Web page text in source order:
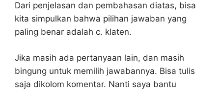
Dari penjelasan dan pembahasan diatas, bisa
kita simpulkan bahwa pilihan jawaban yang
paling benar adalah c. klaten.
Jika masih ada pertanyaan lain, dan masih
bingung untuk memilih jawabannya. Bisa tulis
saja dikolom komentar. Nanti saya bantu